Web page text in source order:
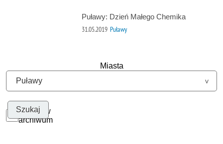
Puławy: Dzień Małego Chemika
31.05.2019 Puławy
Miasta
Szukaj w
archiwum